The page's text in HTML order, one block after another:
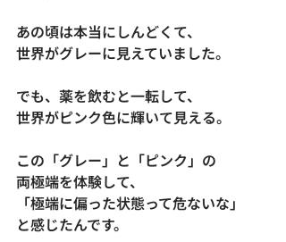
あの頃は本当にしんどくて、
世界がグレーに見えていました。
でも、薬を飲むと一転して、
世界がピンク色に輝いて見える。
この「グレー」と「ピンク」の
両極端を体験して、
「極端に偏った状態って危ないな」
と感じたんです。